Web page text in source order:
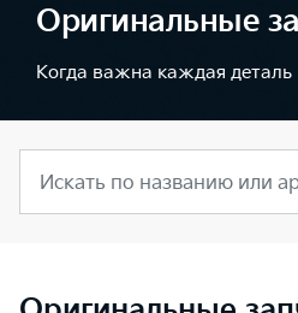
Оригинальные
Когда важна каждая деталь
Искать по названию или